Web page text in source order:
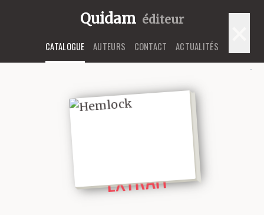
Quidam éditeur
CATALOGUE AUTEURS CONTACT ACTUALITÉS
EXTRAIT